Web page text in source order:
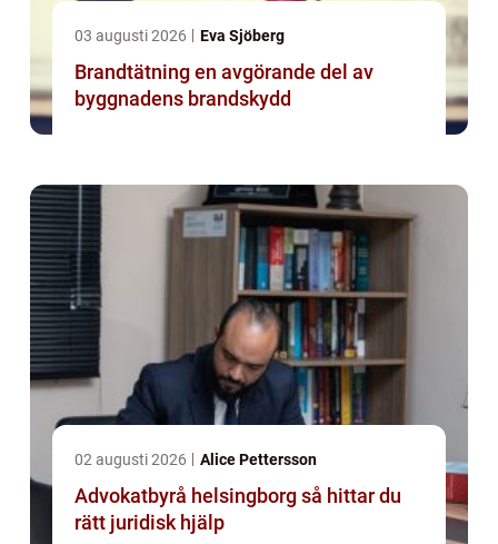
03 augusti 2026 Eva Sjöberg
Brandtätning en avgörande del av
byggnadens brandskydd
02 augusti 2026 Alice Pettersson
Advokatbyrå helsingborg så hittar du
rätt juridisk hjälp